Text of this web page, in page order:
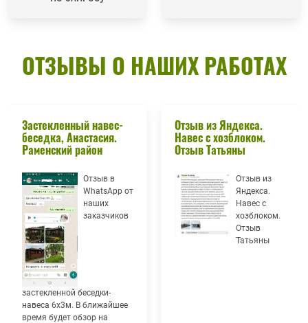
ОТЗЫВЫ О НАШИХ РАБОТАХ
Застекленный навес-
беседка, Анастасия.
Раменский район
Отзыв в
WhatsApp от
наших
заказчиков
застекленной беседки-
навеса 6х3м. В ближайшее
время будет обзор на
Отзыв из Яндекса.
Навес с хозблоком.
Отзыв Татьяны
Отзыв из
Яндекса.
Навес с
хозблоком.
Отзыв
Татьяны